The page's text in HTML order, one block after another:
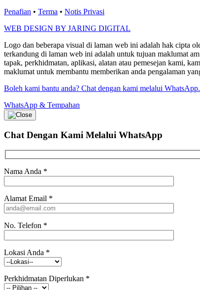
Penafian • Terma • Notis Privasi
WEB DESIGN BY JARING DIGITAL
Logo dan beberapa visual di laman web ini adalah hak cipta
terkandung di laman web ini adalah untuk tujuan maklumat
tapak, perkhidmatan, aplikasi, alatan atau pemesejan kami,
maklumat untuk membantu memberikan anda pengalaman
Boleh kami bantu anda? Chat dengan kami melalui
WhatsApp & Tempahan
Chat Dengan Kami Melalui WhatsApp
Nama Anda *
Alamat Email *
No. Telefon *
Lokasi Anda *
Perkhidmatan Diperlukan *